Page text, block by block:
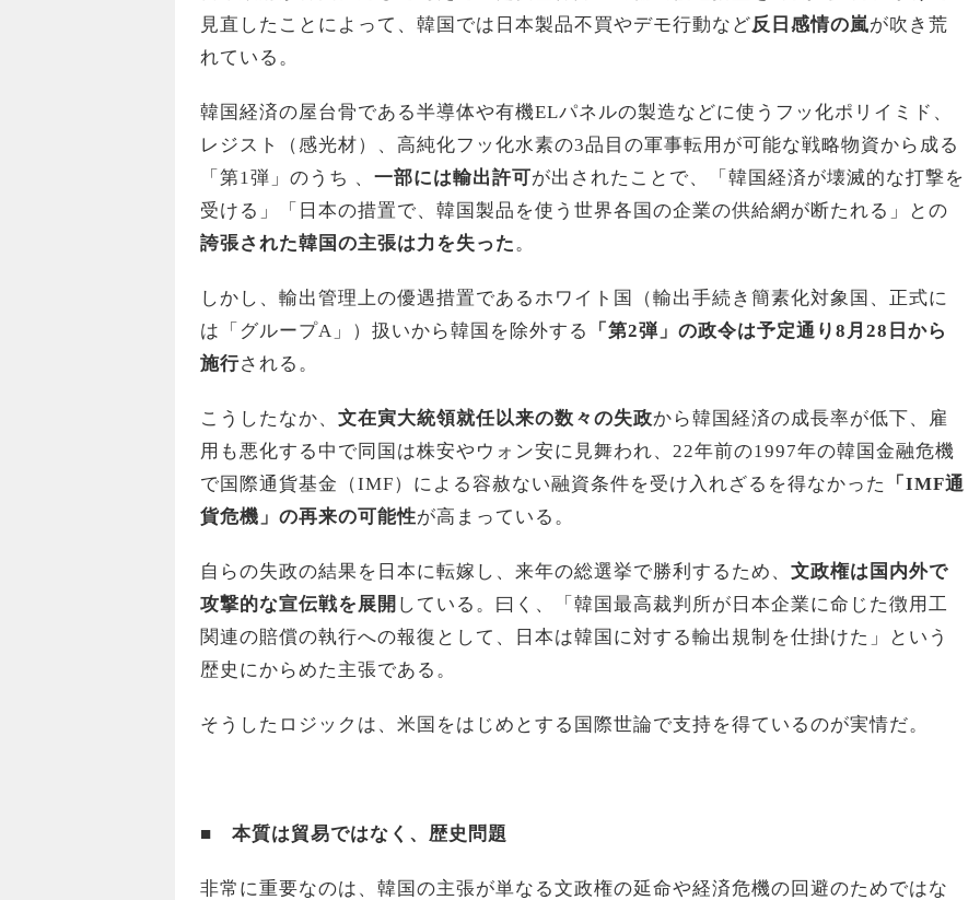
見直したことによって、韓国では日本製品不買やデモ行動など反日感情の嵐が吹き荒
れている。
韓国経済の屋台骨である半導体や有機ELパネルの製造などに使うフッ化ポリイミド、
レジスト（感光材）、高純化フッ化水素の3品目の軍事転用が可能な戦略物資から成る
「第1弾」のうち 、 一部には輸出許可が出されたことで、「韓国経済が壊滅的な打撃を
受ける」「日本の措置で、韓国製品を使う世界各国の企業の供給網が断たれる」との
誇張された韓国の主張は力を失った。
しかし、輸出管理上の優遇措置であるホワイト国（輸出手続き簡素化対象国、正式に
は「グループA」）扱いから韓国を除外する
「第2弾」の政令は予定通り8月28日から
施行される。
こうしたなか、 文在寅大統領就任以来の数々の失政から韓国経済の成長率が低下、雇
用も悪化する中で同国は株安やウォン安に見舞われ、22年前の1997年の韓国金融危機
で国際通貨基金（IMF）による容赦ない融資条件を受け入れざるを得なかった
「IMF通
貨危機」の再来の可能性が高まっている。
自らの失政の結果を日本に転嫁し、来年の総選挙で勝利するため、 文政権は国内外で
攻撃的な宣伝戦を展開 している。曰く、「韓国最高裁判所が日本企業に命じた徴用工
関連の賠償の執行への報復として、日本は韓国に対する輸出規制を仕掛けた」という
歴史にからめた主張である。
そうしたロジックは、米国をはじめとする国際世論で支持を得ているのが実情だ。
■ 本質は貿易ではなく、歴史問題
非常に重要なのは、韓国の主張が単なる文政権の延命や経済危機の回避のためではな